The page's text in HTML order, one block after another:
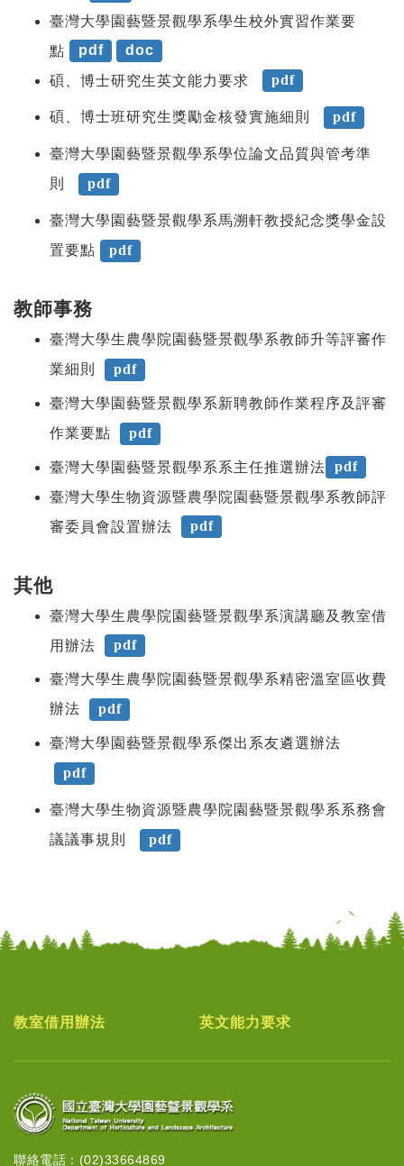
臺灣大學園藝暨景觀學系學生校外實習作業要
點
pdf
doc
碩、博士研究生英文能力要求
pdf
碩、博士班研究生獎勵金核發實施細則 pdf
臺灣大學園藝暨景觀學系學位論文品質與管考準
則
pdf
臺灣大學園藝暨景觀學系馬溯軒教授紀念獎學金設
置要點
pdf
教師事務
臺灣大學生農學院園藝暨景觀學系教師升等評審作
業細則
pdf
臺灣大學園藝暨景觀學系新聘教師作業程序及評審
作業要點
pdf
臺灣大學園藝暨景觀學系系主任推選辦法
pdf
臺灣大學生物資源暨農學院園藝暨景觀學系教師評
審委員會設置辦法
pdf
其他
臺灣大學生農學院園藝暨景觀學系演講廳及教室借
用辦法
pdf
臺灣大學生農學院園藝暨景觀學系精密溫室區收費
辦法
pdf
臺灣大學園藝暨景觀學系傑出系友遴選辦法
pdf
臺灣大學生物資源暨農學院園藝暨景觀學系系務會
議議事規則
pdf
教室借用辦法 英文能力要求
聯絡電話：(02)33664869